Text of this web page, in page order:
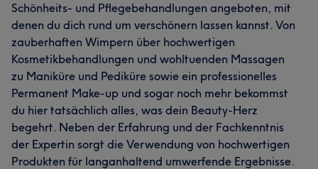
Schönheits- und Pflegebehandlungen angeboten, mit
denen du dich rund um verschönern lassen kannst. Von
zauberhaften Wimpern über hochwertigen
Kosmetikbehandlungen und wohltuenden Massagen
zu Maniküre und Pediküre sowie ein professionelles
Permanent Make-up und sogar noch mehr bekommst
du hier tatsächlich alles, was dein Beauty-Herz
begehrt. Neben der Erfahrung und der Fachkenntnis
der Expertin sorgt die Verwendung von hochwertigen
Produkten für langanhaltend umwerfende Ergebnisse.